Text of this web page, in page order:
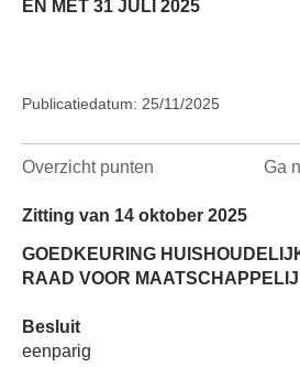
EN MET 31 JULI 2025
Publicatiedatum: 25/11/2025
Overzicht punten Ga
Zitting van 14 oktober 2025
GOEDKEURING
RAAD VOOR
Besluit
eenparig